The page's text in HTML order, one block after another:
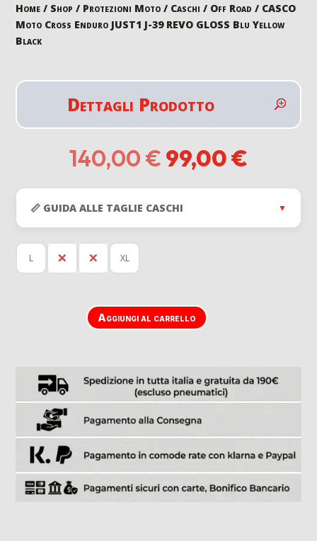
Home / Shop / Protezioni Moto / Caschi / Off Road / CASCO
Moto Cross Enduro JUST1 J-39 REVO GLOSS Blu Yellow
Black
Dettagli Prodotto
140,00 € Il
prezzo
originale
era:
140,00 €.
99,00€
99,00
📏 GUIDA ALLE TAGLIE CASCHI ▼
L M S XL
Aggiungi al carrello